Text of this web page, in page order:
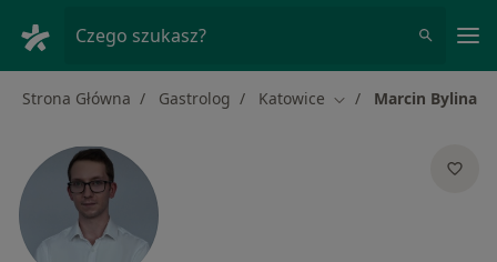
Czego szukasz?
Strona Główna Gastrolog Katowice Zmień miasto
Marcin Bylina